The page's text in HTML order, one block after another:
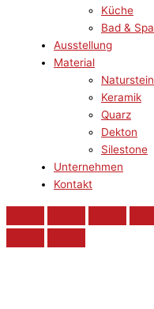
Küche
Bad & Spa
Ausstellung
Material
Naturstein
Keramik
Quarz
Dekton
Silestone
Unternehmen
Kontakt